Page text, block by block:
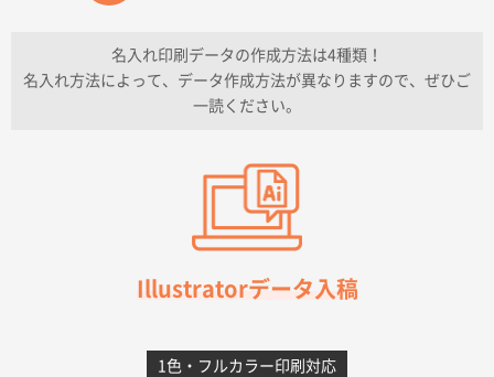
チケットホルダー ダブルポケット
上記のとおりです。
柳さんの対応が素晴らしかった。
フレキソレジ袋 Uバッグ 35号
5000枚
2026年06月28日 15:14
名入れ印刷データの作成方法は4種類！
名入れ方法によって、データ作成方法が異なりますので、ぜひご
一読ください。
Illustratorデータ入稿
1色・フルカラー印刷対応